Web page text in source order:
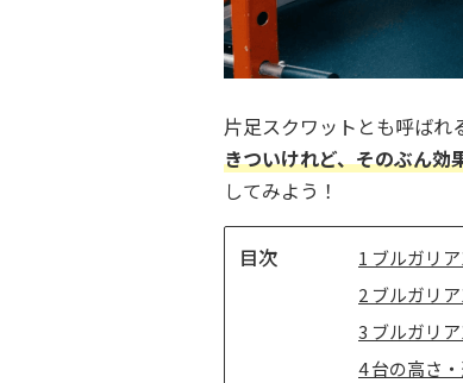
片足スクワットとも呼ばれ
きついけれど、そのぶん効
してみよう！
1 ブルガリ
2 ブルガリ
3 ブルガリ
4台の高さ